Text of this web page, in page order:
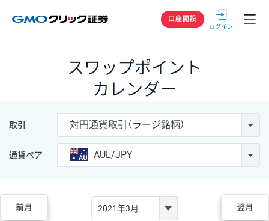
GMOクリック
口座開設
スワップポイント
カレンダー
取引 対円通貨取引（ラージ銘柄）
通貨ペア AUL/JPY
前月 翌月